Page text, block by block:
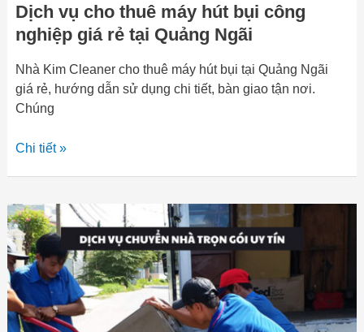
Dịch vụ cho thuê máy hút bụi công
nghiệp giá rẻ tại Quảng Ngãi
Nhà Kim Cleaner cho thuê máy hút bụi tại Quảng Ngãi
giá rẻ, hướng dẫn sử dụng chi tiết, bàn giao tận nơi.
Chúng
Ngãi
Chi tiết »
Công
ty
chuyển
nhà
trọn
gói